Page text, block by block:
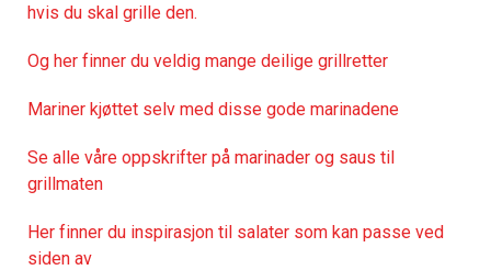
hvis du skal grille den.
Og her finner du veldig mange deilige grillretter
Mariner kjøttet selv med disse gode marinadene
Se alle våre oppskrifter på marinader og saus til
grillmaten
Her finner du inspirasjon til salater som kan passe ved
siden av